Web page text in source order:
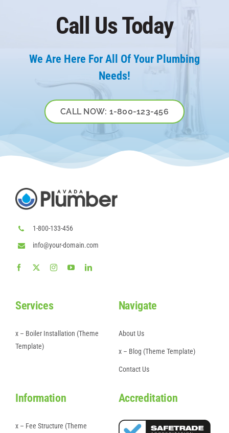
Call Us Today
We Are Here For All Of Your Plumbing
Needs!
CALL NOW: 1-800-123-456
1-800-133-456
info@your-domain.com
Services
x – Boiler Installation (Theme
Template)
Navigate
About Us
x – Blog (Theme Template)
Contact Us
Information
x – Fee Structure (Theme
Accreditation